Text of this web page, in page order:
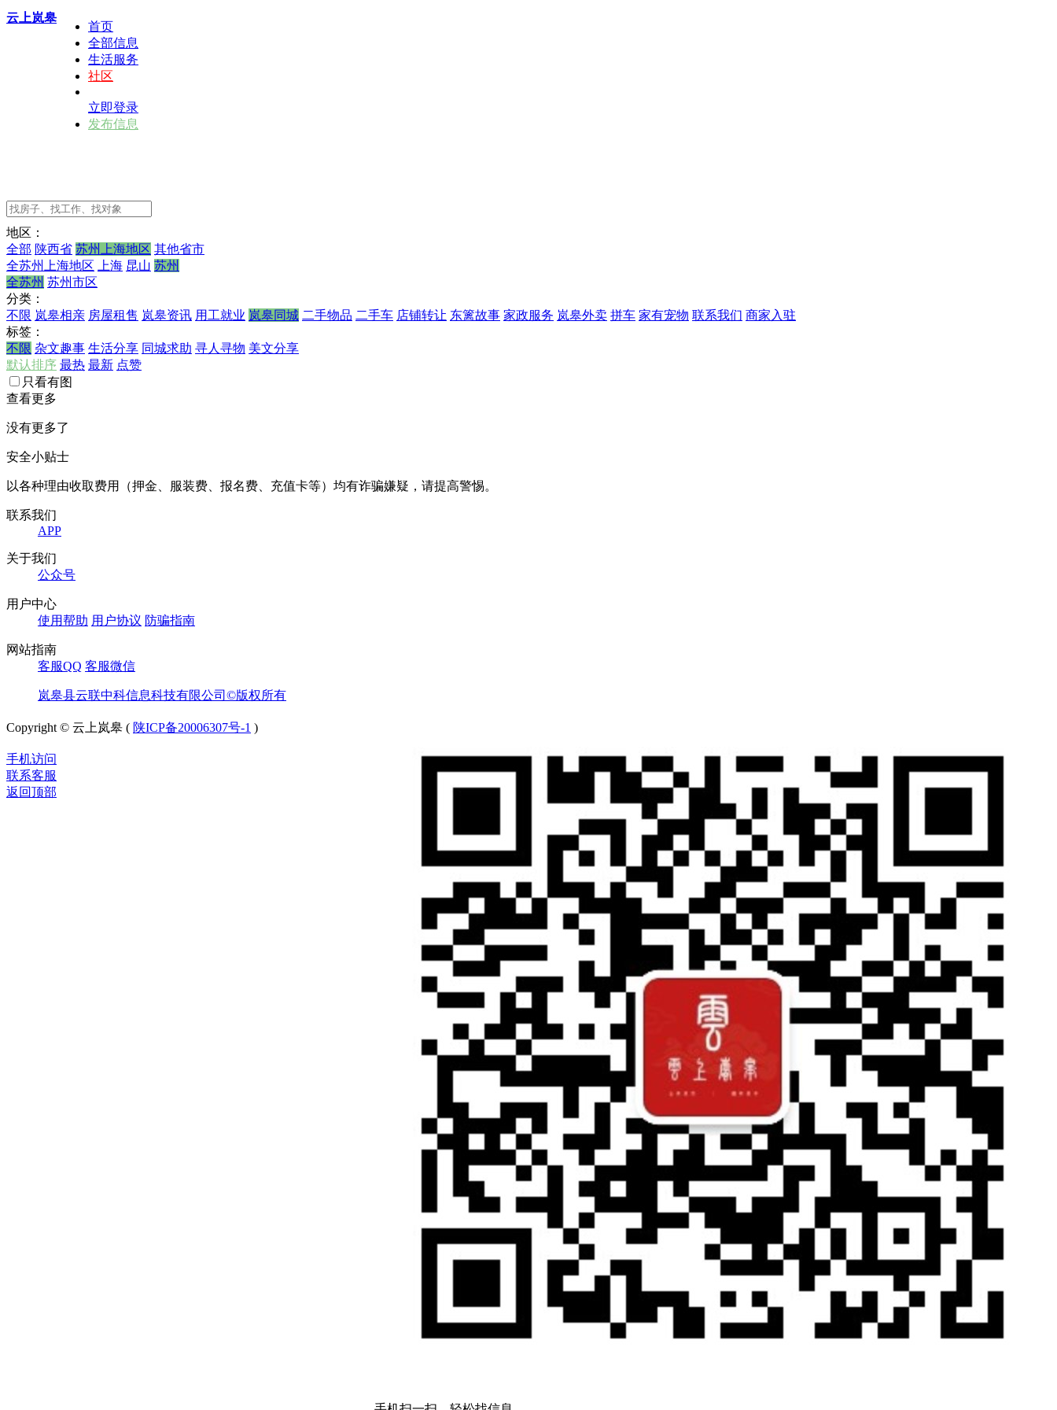
云上岚皋
首页
全部信息
生活服务
社区
立即登录
发布信息
地区：
全部 陕西省 苏州上海地区 其他省市
全苏州上海地区
上海 昆山 苏州
全苏州 苏州市区
分类：
不限 岚皋相亲 房屋租售 岚皋资讯 用工就业 岚皋同城 二手物品 二手车 店铺转让 东篱故事 家政服务 岚皋外卖 拼车 家有宠物 联系我们 商家入驻
标签：
不限 杂文趣事 生活分享 同城求助 寻人寻物 美文分享
默认排序 最热 最新 点赞
只看有图
查看更多
没有更多了
安全小贴士
以各种理由收取费用（押金、服装费、报名费、充值卡等）均有诈骗嫌疑，请提高警惕。
联系我们
APP
关于我们
公众号
用户中心
使用帮助 用户协议 防骗指南
网站指南
客服QQ 客服微信
岚皋县云联中科信息科技有限公司©版权所有
Copyright © 云上岚皋 ( 陕ICP备20006307号-1 )
手机访问
联系客服
返回顶部